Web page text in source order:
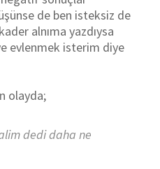
de ben isteksiz de
alnıma yazdıysa
evlenmek isterim diye
olayda;
dedi daha ne